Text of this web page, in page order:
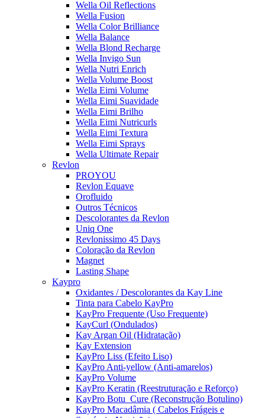
Wella Oil Reflections
Wella Fusion
Wella Color Brilliance
Wella Balance
Wella Blond Recharge
Wella Invigo Sun
Wella Nutri Enrich
Wella Volume Boost
Wella Eimi Volume
Wella Eimi Suavidade
Wella Eimi Brilho
Wella Eimi Nutricurls
Wella Eimi Textura
Wella Eimi Sprays
Wella Ultimate Repair
Revlon
PROYOU
Revlon Equave
Orofluido
Outros Técnicos
Descolorantes da Revlon
Uniq One
Revlonissimo 45 Days
Coloração da Revlon
Magnet
Lasting Shape
Kaypro
Oxidantes / Descolorantes da Kay Line
Tinta para Cabelo KayPro
KayPro Frequente (Uso Frequente)
KayCurl (Ondulados)
Kay Argan Oil (Hidratação)
Kay Extension
KayPro Liss (Efeito Liso)
KayPro Anti-yellow (Anti-amarelos)
KayPro Volume
KayPro Keratin (Reestruturação e Reforço)
KayPro Botu_Cure (Reconstrução Botulino)
KayPro Macadâmia ( Cabelos Frágeis e